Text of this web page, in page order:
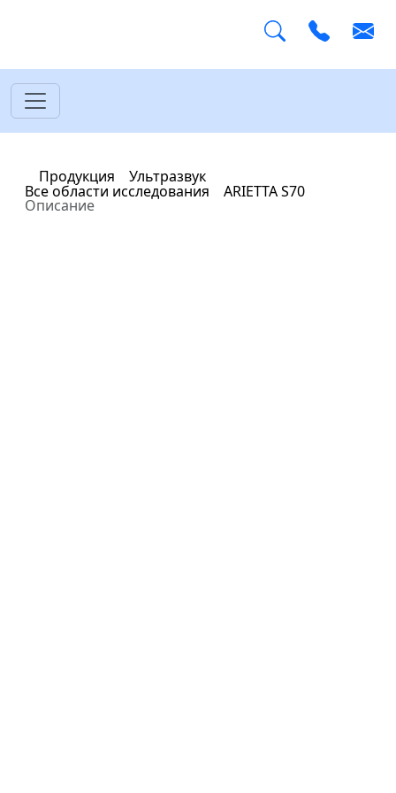
Главная
Продукция Ультразвук
Все области исследования ARIETTA S70
Описание